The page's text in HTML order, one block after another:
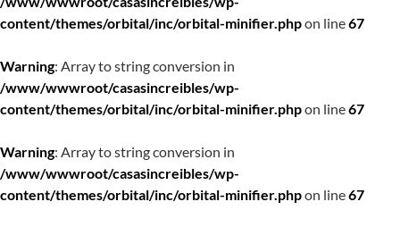
content/themes/orbital/inc/orbital-minifier.phpon line67
Warning: Array to string conversion in
/www/wwwroot/casasincreibles/wp-
content/themes/orbital/inc/orbital-minifier.phpon line67
Warning: Array to string conversion in
/www/wwwroot/casasincreibles/wp-
content/themes/orbital/inc/orbital-minifier.phpon line67